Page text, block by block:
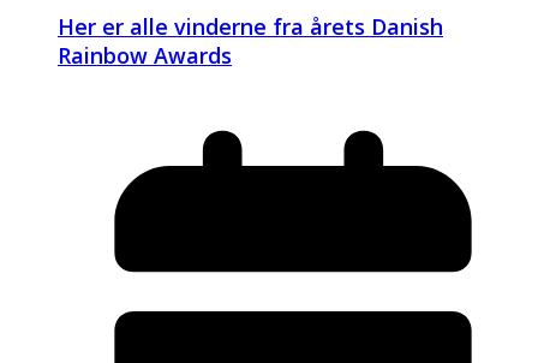
Her er alle vinderne fra årets Danish
Rainbow Awards